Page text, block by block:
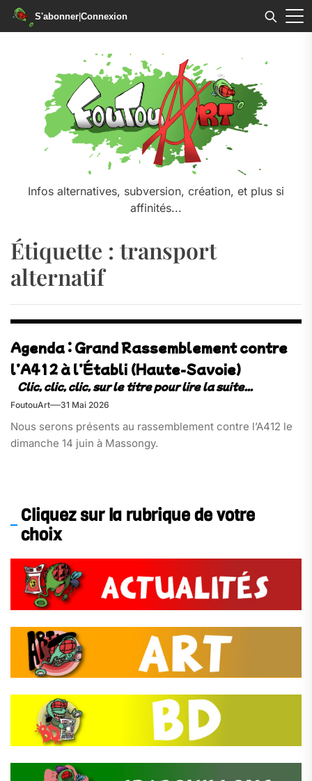
S'abonner|Connexion
Infos alternatives, subversion, création, et plus si
affinités...
Étiquette : transport
alternatif
Agenda : Grand Rassemblement contre
l’A412 à l’Établi (Haute-Savoie)
FoutouArt 31 Mai 2026
Nous serons présents au rassemblement contre l’A412 le
dimanche 14 juin à Massongy.
Cliquez sur la rubrique de votre
choix